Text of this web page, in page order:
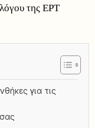
της ΕΡΤ
για τις